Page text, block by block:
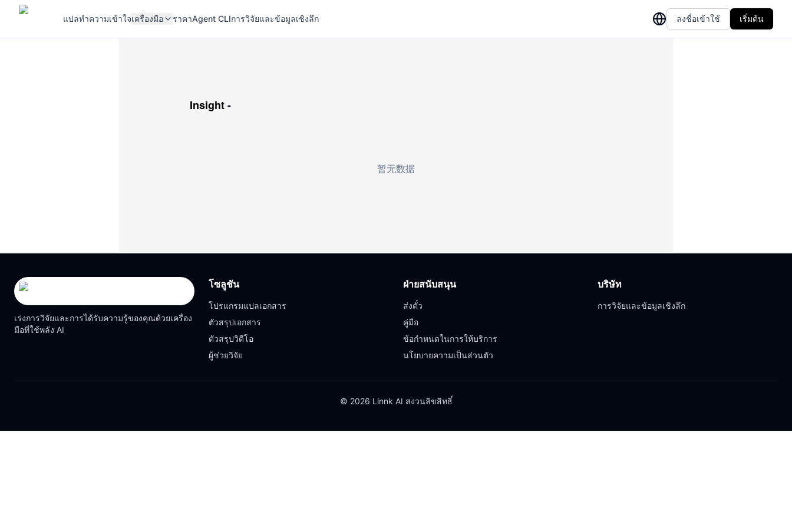
แปลทำความเข้าใจเครื่องมือ ราคาAgent CLIการวิจัยและข้อมูลเชิงลึก ลงชื่อเข้าใช้ เริ่มต้น
Insight-
暂无数据
เร่งการวิจัยและการได้รับความรู้ของคุณด้วยเครื่อง
มือที่ใช้พลัง AI
โซลูชัน
โปรแกรมแปลเอกสาร
ตัวสรุปเอกสาร
ตัวสรุปวิดีโอ
ผู้ช่วยวิจัย
ฝ่ายสนับสนุน
ส่งตั๋ว
คู่มือ
ข้อกำหนดในการให้บริการ
นโยบายความเป็นส่วนตัว
บริษัท
การวิจัยและข้อมูลเชิงลึก
© 2026 Linnk AI สงวนลิขสิทธิ์